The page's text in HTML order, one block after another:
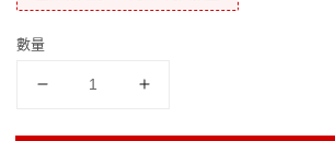
數量